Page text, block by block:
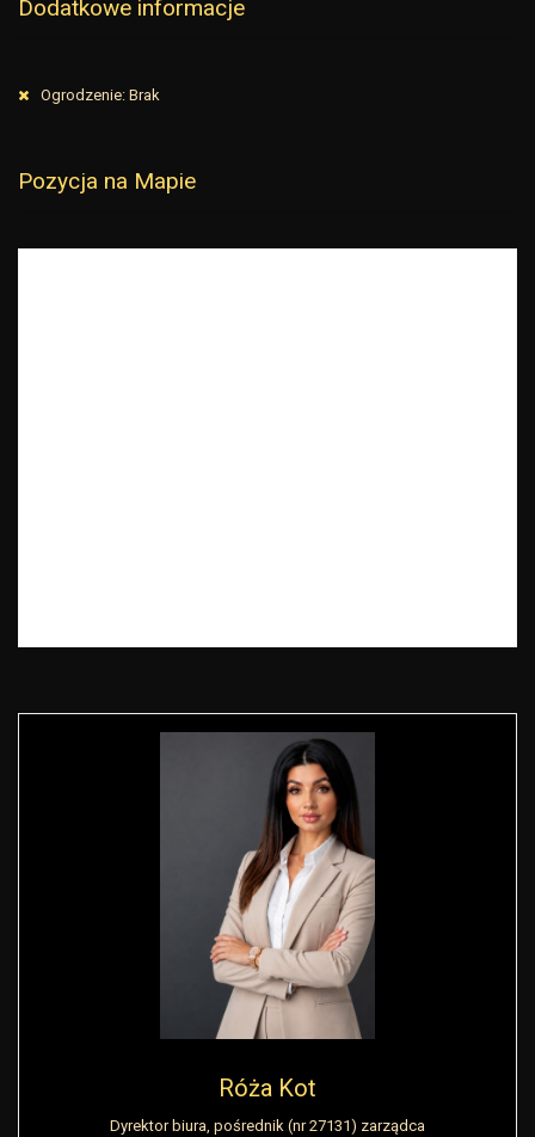
Dodatkowe informacje
Ogrodzenie: Brak
Pozycja na Mapie
Róża Kot
Dyrektor biura, pośrednik (nr 27131) zarządca